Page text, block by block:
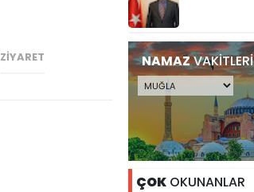
ZIYARET NAMAZVAKİTLERİ
ÇOK OKUNANLAR